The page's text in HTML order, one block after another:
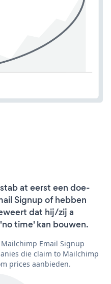
at eerst een doe-
Signup of hebben
dat hij/zij a
time' kan bouwen.
Email Signup
die claim to Mailchimp
prices aanbieden.